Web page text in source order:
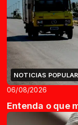
NOTICIAS
06/08/2026
Entenda o que